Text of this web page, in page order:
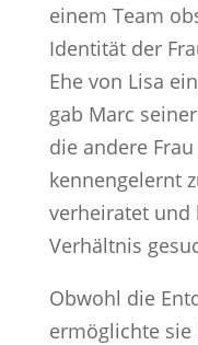
einem Team
Identität der
Ehe von Lisa
gab Marc
die andere
kennengelernt
verheiratet und
Verhältnis
Obwohl die
ermöglichte sie